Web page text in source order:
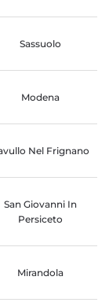
Sassuolo
Modena
Nel Frignano
San Giovanni In
Persiceto
Mirandola